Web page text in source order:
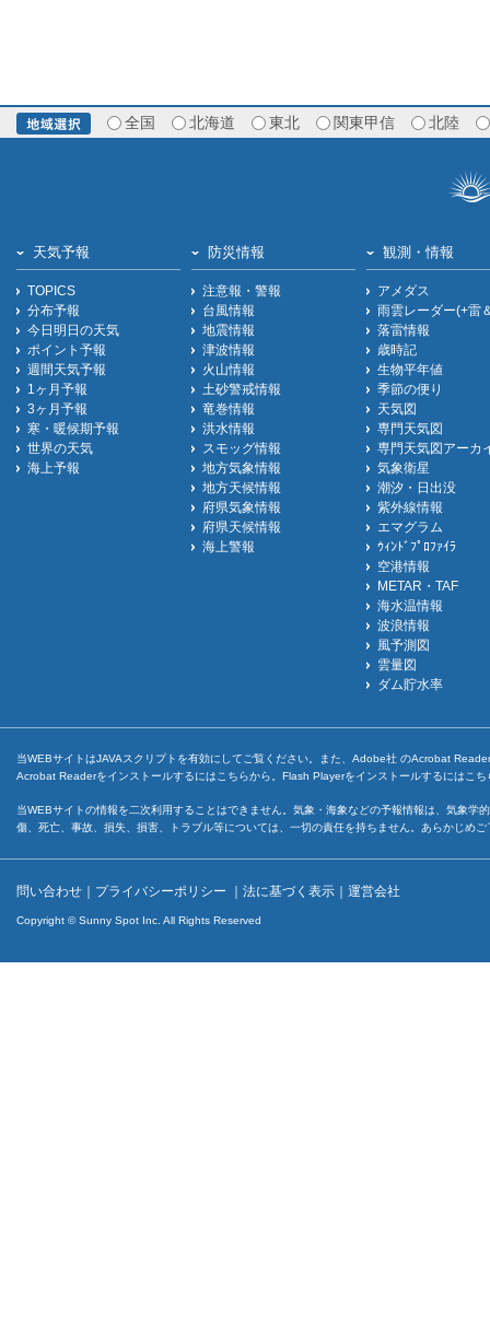
全国 北海道 東北 関東甲信 北陸
天気予報
TOPICS
分布予報
今日明日の天気
ポイント予報
週間天気予報
1ヶ月予報
3ヶ月予報
寒・暖候期予報
世界の天気
海上予報
防災情報
注意報・警報
台風情報
地震情報
津波情報
火山情報
土砂警戒情報
竜巻情報
洪水情報
スモッグ情報
地方気象情報
地方天候情報
府県気象情報
府県天候情報
海上警報
観測・情報
アメダス
雨雲レーダー(+雷
落雷情報
歳時記
生物平年値
季節の便り
天気図
専門天気図
専門天気図アーカ
気象衛星
潮汐・日出没
紫外線情報
エマグラム
ｳｨﾝﾄﾞﾌﾟﾛﾌｧｲﾗ
空港情報
METAR・TAF
海水温情報
波浪情報
風予測図
雲量図
ダム貯水率
当WEBサイトはJAVAスクリプトを有効にしてご覧ください。また、Adobe社 のAcrobat
Acrobat Readerをインストールするには こちらから。Flash Playerをインストールするには こち
当WEBサイトの情報を二次利用することはできません。気象・海象などの予報情報は、気象
傷、死亡、事故、損失、損害、トラブル等については、一切の責任を持ちません。あらかじめ
問い合わせ ｜ プライバシーポリシー ｜ 法に基づく表示 ｜ 運営会社
Copyright © Sunny Spot Inc. All Rights Reserved